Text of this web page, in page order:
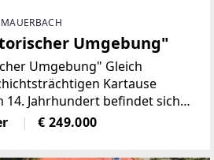
Umgebung"
Umgebung" Gleich
Kartause
14. Jahrhundert befindet sich
das 1975 nach Abriss des
mit massiven, soliden
€ 249.000